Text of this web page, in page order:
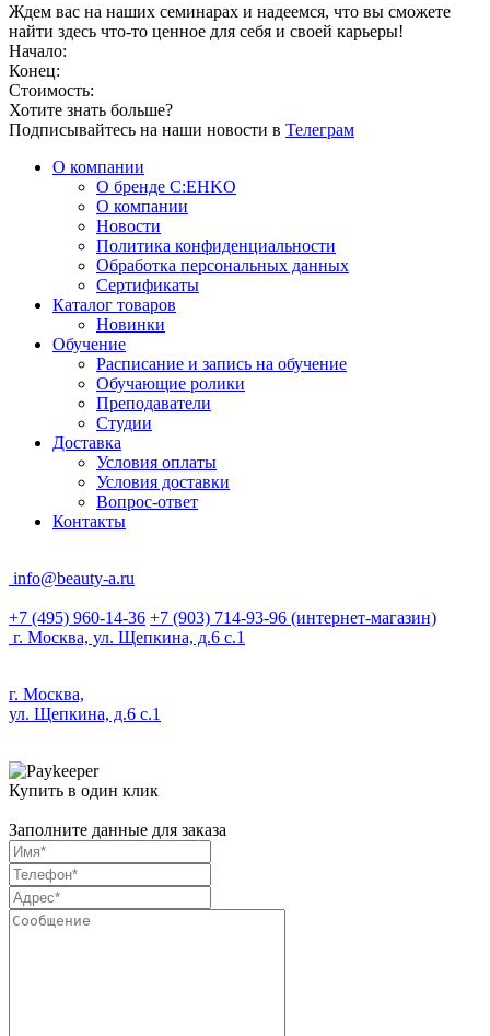
Ждем вас на наших семинарах и надеемся, что вы сможете
найти здесь что-то ценное для себя и своей карьеры!
Начало:
Конец:
Стоимость:
Хотите знать больше?
Подписывайтесь на наши новости в Телеграм
О компании
О бренде C:EHKO
О компании
Новости
Политика конфиденциальности
Обработка персональных данных
Сертификаты
Каталог товаров
Новинки
Обучение
Расписание и запись на обучение
Обучающие ролики
Преподаватели
Студии
Доставка
Условия оплаты
Условия доставки
Вопрос-ответ
Контакты
info@beauty-a.ru
+7 (495) 960-14-36 +7 (903) 714-93-96 (интернет-магазин)
г. Москва, ул. Щепкина, д.6 с.1
г. Москва,
ул. Щепкина, д.6 с.1
Купить в один клик
Заполните данные для заказа